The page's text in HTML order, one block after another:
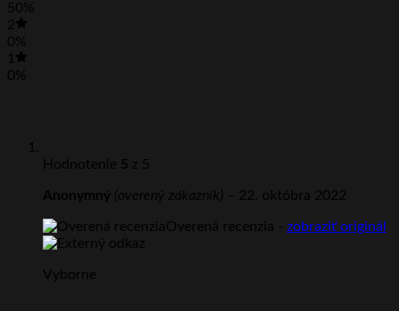
50%
2
0%
1
0%
Hodnotenie 5 z 5
Anonymný (overený zákazník) – 22. októbra 2022
Overená recenzia - zobraziť originál
Vyborne